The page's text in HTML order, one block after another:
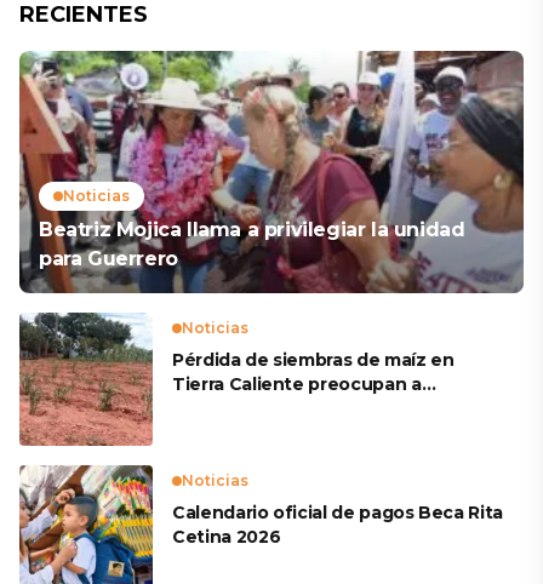
RECIENTES
Noticias
Beatriz Mojica llama a privilegiar la unidad
para Guerrero
Noticias
Pérdida de siembras de maíz en
Tierra Caliente preocupan a
Noticias
Calendario oficial de pagos Beca Rita
Cetina 2026